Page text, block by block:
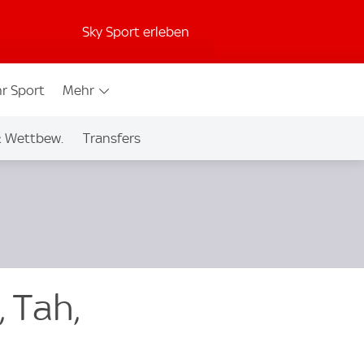
Sky Sport erleben
Sport Mehr
Wettbew. Transfers
Tah,